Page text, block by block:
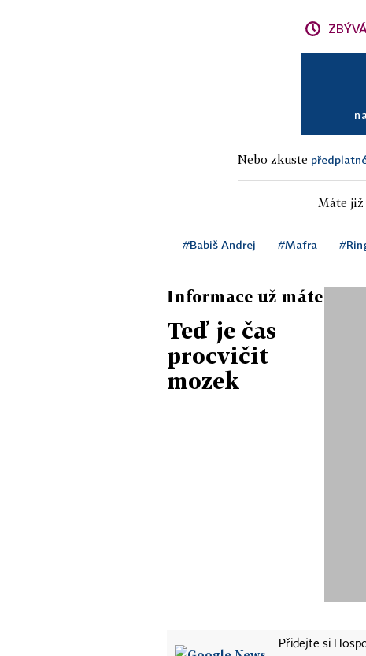
Nebo zkuste
Máte již
#Babiš Andrej #Mafra
Informace už máte
Teď je čas
procvičit
mozek
Přidejte si